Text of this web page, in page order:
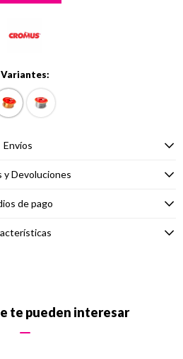
Variantes:
Envíos
y Devoluciones
de pago
te pueden interesar